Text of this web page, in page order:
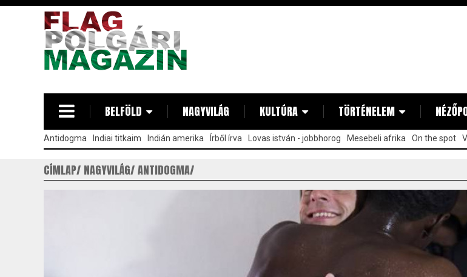
BELFÖLD NAGYVILÁG KULTÚRA TÖRTÉNELEM
Antidogma Indiai titkaim Indián amerika Írből írva Lovas istván - jobbhorog Mesebeli afrika On the spot
CÍMLAP NAGYVILÁG ANTIDOGMA